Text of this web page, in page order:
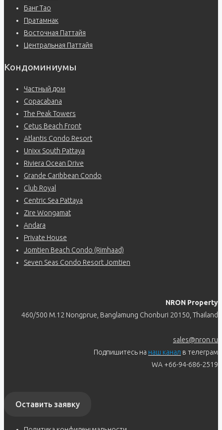
Банг Тао
Пратамнак
Восточная Паттайя
Центральная Паттайя
Кондоминиумы
Частный дом
Copacabana
The Peak Towers
Cetus Beach Front
Atlantis Condo Resort
Unixx South Pattaya
Riviera Ocean Drive
Grande Caribbean Condo
Club Royal
Centric Sea Pattaya
Zire Wongamat
Andara
Private House
Jomtien Beach Condo (Rimhaad)
Seven Seas Condo Resort Jomtien
NRON Property
460/500 M.12 Nongprue, Banglamung Chonburi 20150, Thailand
sales@nron.ru
Подпишитесь на наш канал в телеграм
WA +66-94-686-2519
Оставить заявку